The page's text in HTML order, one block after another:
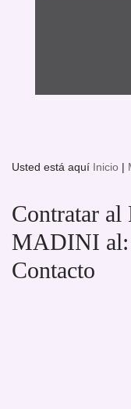
Usted está aquí Inicio |
Contratar
MADINI al:
Contacto